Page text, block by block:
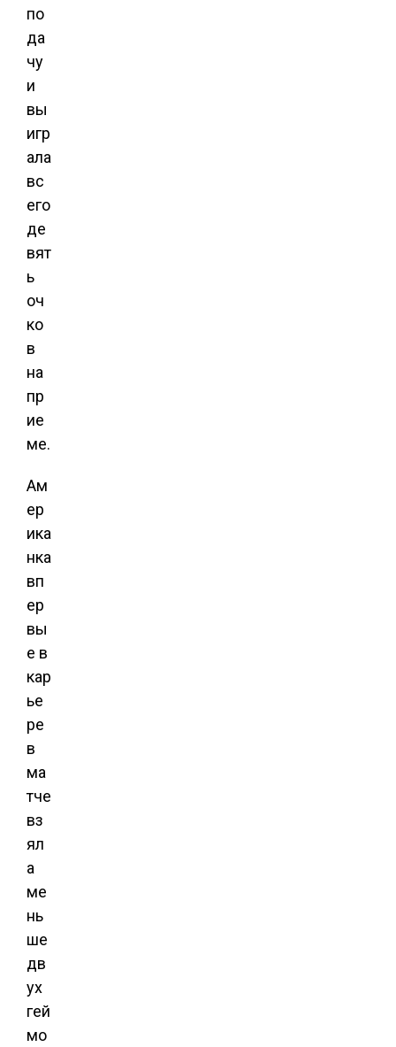
по
да
чу
и
вы
игр
ала
вс
его
де
вят
ь
оч
ко
в
на
пр
ие
ме.
Ам
ер
ика
нка
вп
ер
вы
е в
кар
ье
ре
в
ма
тче
вз
ял
а
ме
нь
ше
дв
ух
гей
мо